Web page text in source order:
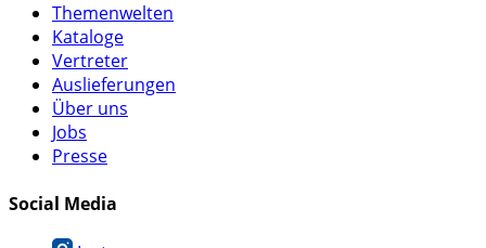
Themenwelten
Kataloge
Vertreter
Auslieferungen
Über uns
Jobs
Presse
Social Media